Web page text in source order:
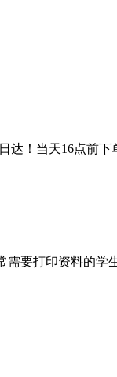
达！当天16点前下
需要打印资料的学